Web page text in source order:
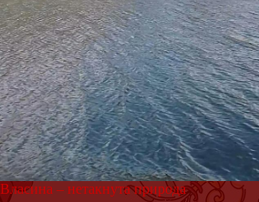
Власина – нетакнута природа